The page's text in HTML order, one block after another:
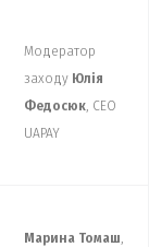
Модератор
заходу Юлія
Федосюк, CEO
UAPAY
Марина Томаш